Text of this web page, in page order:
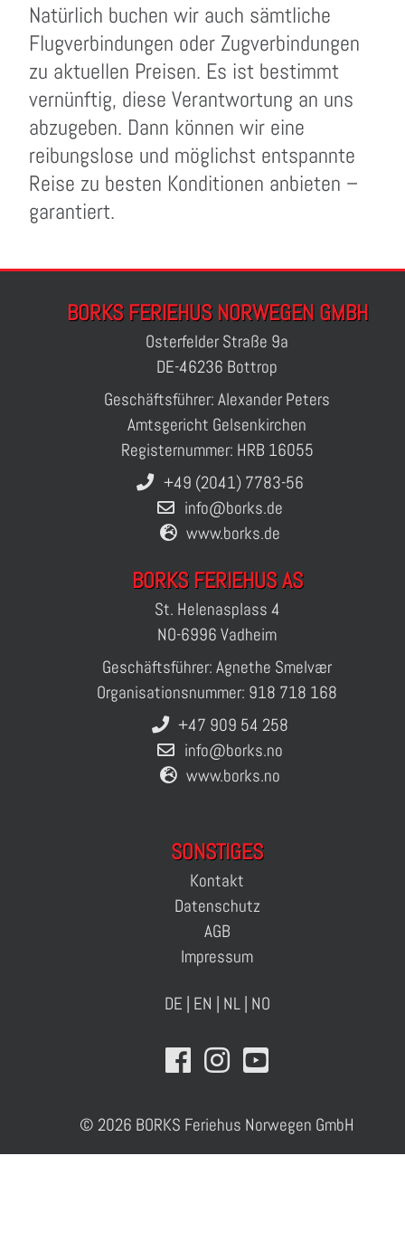
Natürlich buchen wir auch sämtliche
Flugverbindungen oder Zugverbindungen
zu aktuellen Preisen. Es ist bestimmt
vernünftig, diese Verantwortung an uns
abzugeben. Dann können wir eine
reibungslose und möglichst entspannte
Reise zu besten Konditionen anbieten –
garantiert.
BORKS FERIEHUS NORWEGEN GMBH
Osterfelder Straße 9a
DE-46236 Bottrop
Geschäftsführer: Alexander Peters
Amtsgericht Gelsenkirchen
Registernummer: HRB 16055
+49 (2041) 7783-56
info@borks.de
www.borks.de
BORKS FERIEHUS AS
St. Helenasplass 4
NO-6996 Vadheim
Geschäftsführer: Agnethe Smelvær
Organisationsnummer: 918 718 168
+47 909 54 258
info@borks.no
www.borks.no
SONSTIGES
Kontakt
Datenschutz
AGB
Impressum
DE | EN | NL| NO
© 2026 BORKS Feriehus Norwegen GmbH